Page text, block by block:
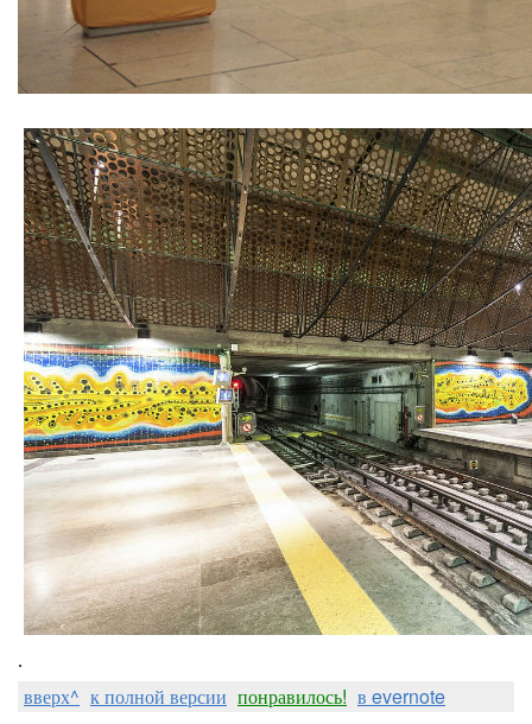
.
вверх^ к полной версии понравилось! в evernote